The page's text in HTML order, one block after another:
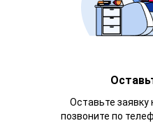
Оставьте
позвоните по